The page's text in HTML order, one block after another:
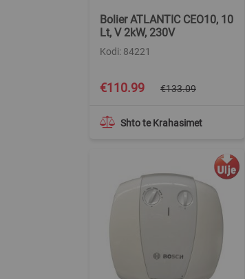
Bolier ATLANTIC CEO10, 10
Lt, V 2kW, 230V
Kodi: 84221
Shto te Krahasimet
Special
Price
€110.99 €133.09